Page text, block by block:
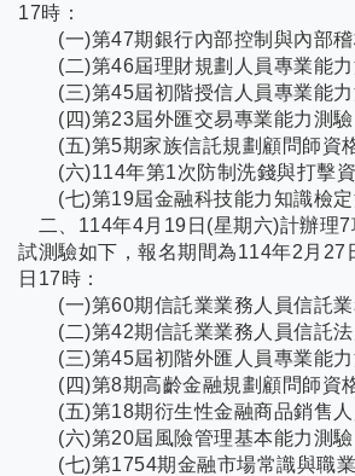
17時：
(一)第47期銀行內部控制與內部稽
(二)第46屆理財規劃人員專業能力
(三)第45屆初階授信人員專業能力
(四)第23屆外匯交易專業能力測驗
(五)第5期家族信託規劃顧問師資
(六)114年第1次防制洗錢與打擊資
(七)第19屆金融科技能力知識檢定
二、114年4月19日(星期六)計辦理7
試測驗如下，報名期間為114年2月27
日17時：
(一)第60期信託業業務人員信託業
(二)第42期信託業業務人員信託法
(三)第45屆初階外匯人員專業能力
(四)第8期高齡金融規劃顧問師資
(五)第18期衍生性金融商品銷售人
(六)第20屆風險管理基本能力測驗
(七)第1754期金融市場常識與職業